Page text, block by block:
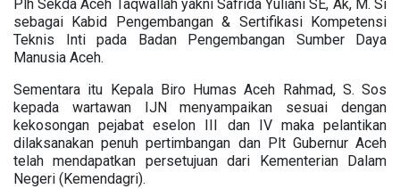
Plh Sekda Aceh Taqwallah yakni Safrida Yuliani SE, Ak, M. Si
sebagai Kabid Pengembangan & Sertifikasi Kompetensi
Teknis Inti pada Badan Pengembangan Sumber Daya
Manusia Aceh.
Sementara itu Kepala Biro Humas Aceh Rahmad, S. Sos
kepada wartawan IJN menyampaikan sesuai dengan
kekosongan pejabat eselon III dan IV maka pelantikan
dilaksanakan penuh pertimbangan dan Plt Gubernur Aceh
telah mendapatkan persetujuan dari Kementerian Dalam
Negeri (Kemendagri).